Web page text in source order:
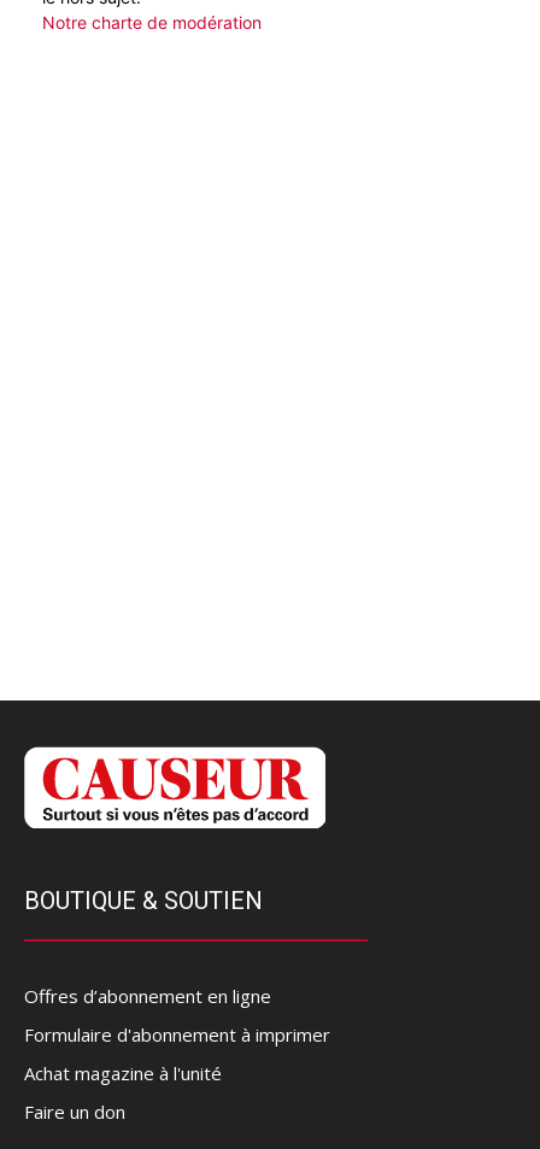
Notre charte de modération
BOUTIQUE & SOUTIEN
Offres d’abonnement en ligne
Formulaire d'abonnement à imprimer
Achat magazine à l'unité
Faire un don